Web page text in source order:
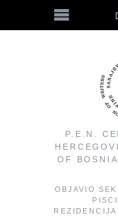
P.E.N.
OF
OBJAVIO